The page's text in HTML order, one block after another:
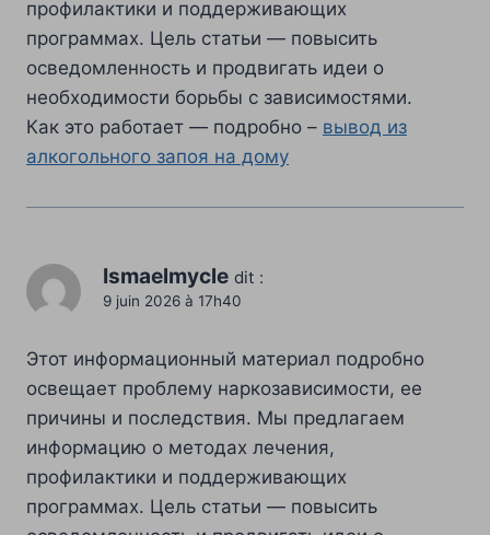
профилактики и поддерживающих
программах. Цель статьи — повысить
осведомленность и продвигать идеи о
необходимости борьбы с зависимостями.
Как это работает — подробно – вывод из
алкогольного запоя на дому
Ismaelmycle dit :
9 juin 2026 à 17h40
Этот информационный материал подробно
освещает проблему наркозависимости, ее
причины и последствия. Мы предлагаем
информацию о методах лечения,
профилактики и поддерживающих
программах. Цель статьи — повысить